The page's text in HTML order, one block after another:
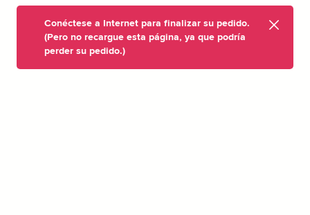
Conéctese a Internet para finalizar su pedido.
(Pero no recargue esta página, ya que podría
perder su pedido.)